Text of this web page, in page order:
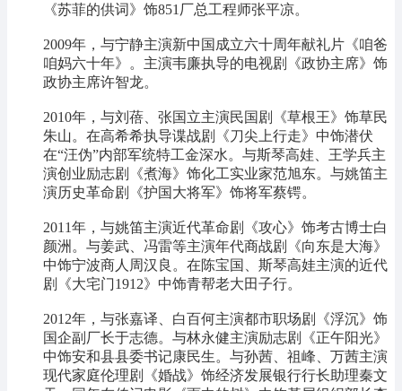
《苏菲的供词》饰851厂总工程师张平凉。
2009年，与宁静主演新中国成立六十周年献礼片《咱爸
咱妈六十年》。主演韦廉执导的电视剧《政协主席》饰
政协主席许智龙。
2010年，与刘蓓、张国立主演民国剧《草根王》饰草民
朱山。在高希希执导谍战剧《刀尖上行走》中饰潜伏
在“汪伪”内部军统特工金深水。与斯琴高娃、王学兵主
演创业励志剧《煮海》饰化工实业家范旭东。与姚笛主
演历史革命剧《护国大将军》饰将军蔡锷。
2011年，与姚笛主演近代革命剧《攻心》饰考古博士白
颜洲。与姜武、冯雷等主演年代商战剧《向东是大海》
中饰宁波商人周汉良。在陈宝国、斯琴高娃主演的近代
剧《大宅门1912》中饰青帮老大田子行。
2012年，与张嘉译、白百何主演都市职场剧《浮沉》饰
国企副厂长于志德。与林永健主演励志剧《正午阳光》
中饰安和县县委书记康民生。与孙茜、祖峰、万茜主演
现代家庭伦理剧《婚战》饰经济发展银行行长助理秦文